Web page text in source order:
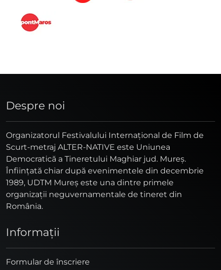
Despre noi
Organizatorul Festivalului Internaţional de Film de
Scurt-metraj ALTER-NATIVE este Uniunea
Democratică a Tineretului Maghiar jud. Mureş.
Înfiinţată chiar după evenimentele din decembrie
1989, UDTM Mureş este una dintre primele
organizaţii neguvernamentale de tineret din
România.
Informaţii
Formular de înscriere